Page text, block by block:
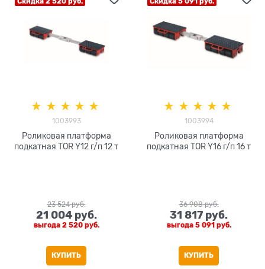
1003993
Роликовая платформа
подкатная TOR Y12 г/п 12 т
23 524 руб.
21 004 руб.
выгода 2 520 руб.
КУПИТЬ
1003994
Роликовая платформа
подкатная TOR Y16 г/п 16 т
36 908 руб.
31 817 руб.
выгода 5 091 руб.
КУПИТЬ